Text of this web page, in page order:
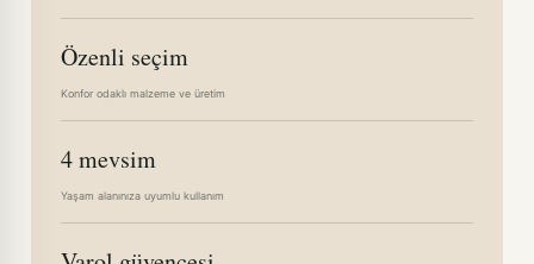
Özenli seçim
Konfor odaklı malzeme ve üretim
4 mevsim
Yaşam alanınıza uyumlu kullanım